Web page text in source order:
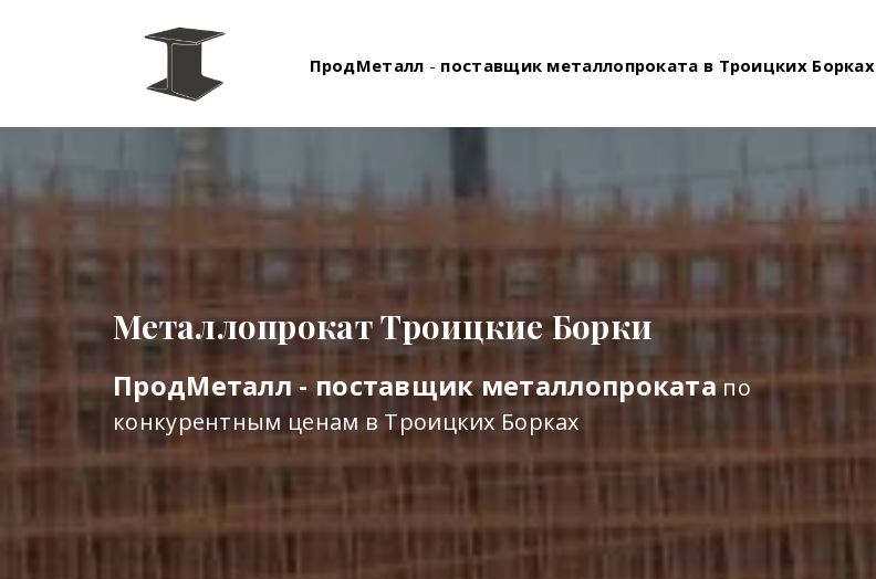
ПродМеталл - поставщик металлопроката в Троицких Борках
Металлопрокат Троицкие Борки
ПродМеталл - поставщик металлопрокатапо
конкурентным ценам в Троицких Борках